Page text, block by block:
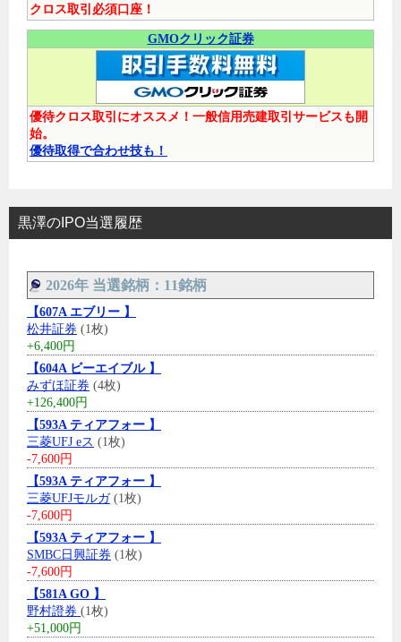
クロス取引必須口座！
GMOクリック証券
優待クロス取引にオススメ！一般信用売建取引サービスも開
始。
優待取得で合わせ技も！
黒澤のIPO当選履歴
2026年 当選銘柄：11銘柄
【607A エブリー 】
松井証券 (1枚)
+6,400円
【604A ビーエイブル 】
みずほ証券 (4枚)
+126,400円
【593A ティアフォー 】
三菱UFJ eス (1枚)
-7,600円
【593A ティアフォー 】
三菱UFJモルガ(1枚)
-7,600円
【593A ティアフォー 】
SMBC日興証券 (1枚)
-7,600円
【581A GO 】
野村證券 (1枚)
+51,000円